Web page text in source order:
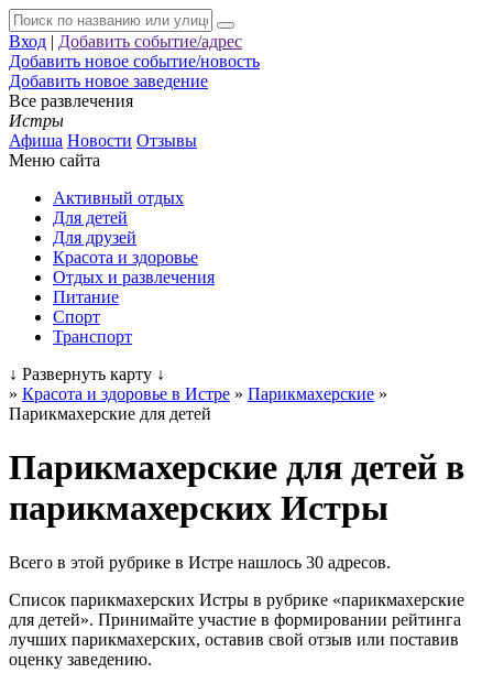
Вход | Добавить событие/адрес
Добавить новое событие/новость
Добавить новое заведение
Все развлечения
Истры
Афиша Новости Отзывы
Меню сайта
Активный отдых
Для детей
Для друзей
Красота и здоровье
Отдых и развлечения
Питание
Спорт
Транспорт
↓ Развернуть карту ↓
» Красота и здоровье в Истре » Парикмахерские »
Парикмахерские для детей
Парикмахерские для детей в
парикмахерских Истры
Всего в этой рубрике в Истре нашлось 30 адресов.
Список парикмахерских Истры в рубрике «парикмахерские
для детей». Принимайте участие в формировании рейтинга
лучших парикмахерских, оставив свой отзыв или поставив
оценку заведению.